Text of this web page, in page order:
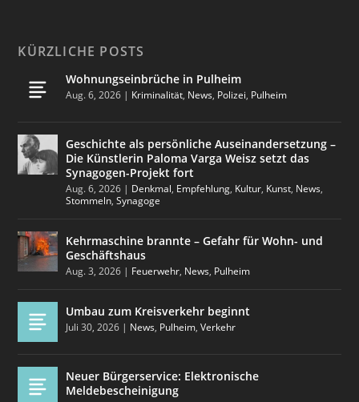
KÜRZLICHE POSTS
Wohnungseinbrüche in Pulheim
Aug. 6, 2026 | Kriminalität, News, Polizei, Pulheim
Geschichte als persönliche Auseinandersetzung –
Die Künstlerin Paloma Varga Weisz setzt das
Synagogen-Projekt fort
Aug. 6, 2026 | Denkmal, Empfehlung, Kultur, Kunst, News,
Stommeln,Synagoge
Kehrmaschine brannte – Gefahr für Wohn- und
Geschäftshaus
Aug. 3, 2026 | Feuerwehr, News, Pulheim
Umbau zum Kreisverkehr beginnt
Juli 30, 2026 | News, Pulheim,Verkehr
Neuer Bürgerservice: Elektronische
Meldebescheinigung